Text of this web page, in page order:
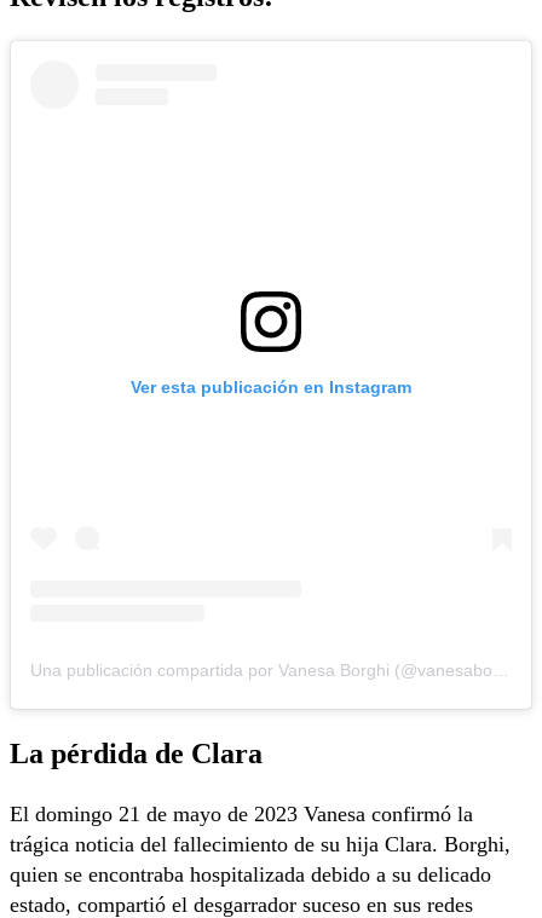
Ver esta publicación en Instagram
Una publicación compartida por Vanesa Borghi (@vanesaborghi)
La pérdida de Clara
El domingo 21 de mayo de 2023 Vanesa confirmó la
trágica noticia del fallecimiento de su hija Clara. Borghi,
quien se encontraba hospitalizada debido a su delicado
estado, compartió el desgarrador suceso en sus redes